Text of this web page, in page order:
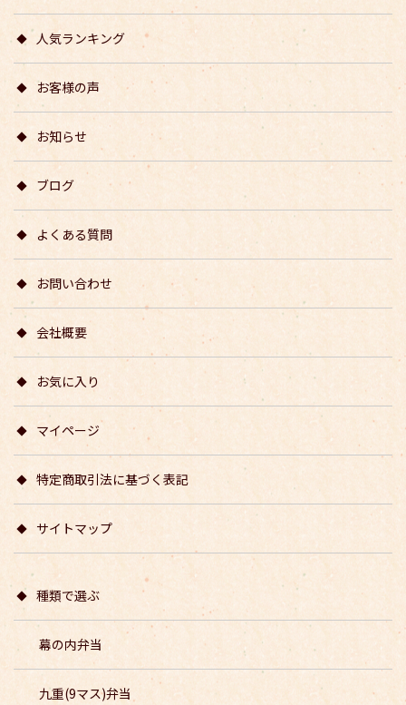
人気ランキング
お客様の声
お知らせ
ブログ
よくある質問
お問い合わせ
会社概要
お気に入り
マイページ
特定商取引法に基づく表記
サイトマップ
種類で選ぶ
幕の内弁当
九重(9マス)弁当